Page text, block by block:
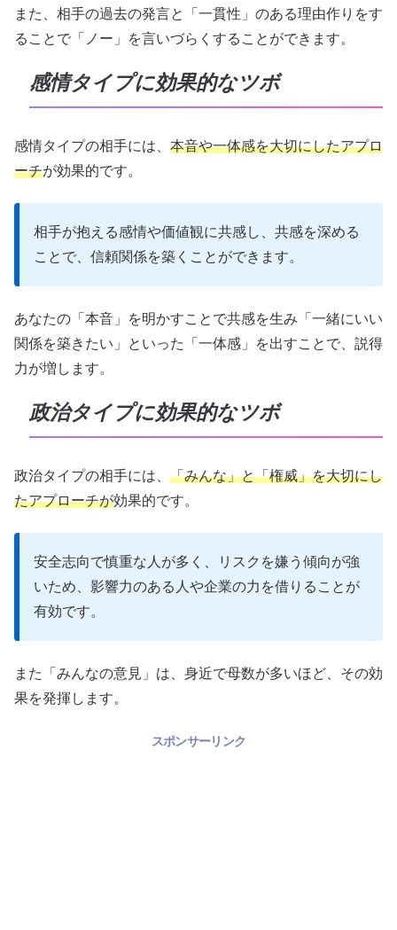
また、相手の過去の発言と「一貫性」のある理由作りをす
ることで「ノー」を言いづらくすることができます。
感情タイプに効果的なツボ
感情タイプの相手には、 本音や一体感を大切にしたアプロ
ーチが効果的です。
相手が抱える感情や価値観に共感し、共感を深める
ことで、信頼関係を築くことができます。
あなたの「本音」を明かすことで共感を生み「一緒にいい
関係を築きたい」といった「一体感」を出すことで、説得
力が増します。
政治タイプに効果的なツボ
政治タイプの相手には、 「みんな」と「権威」を大切にし
たアプローチが効果的です。
安全志向で慎重な人が多く、リスクを嫌う傾向が強
いため、影響力のある人や企業の力を借りることが
有効です。
また「みんなの意見」は、身近で母数が多いほど、その効
果を発揮します。
スポンサーリンク